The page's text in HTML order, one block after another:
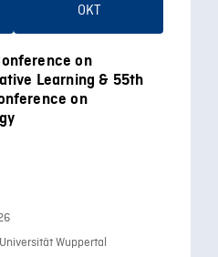
on
Learning & 55th
on
Wuppertal
OKT